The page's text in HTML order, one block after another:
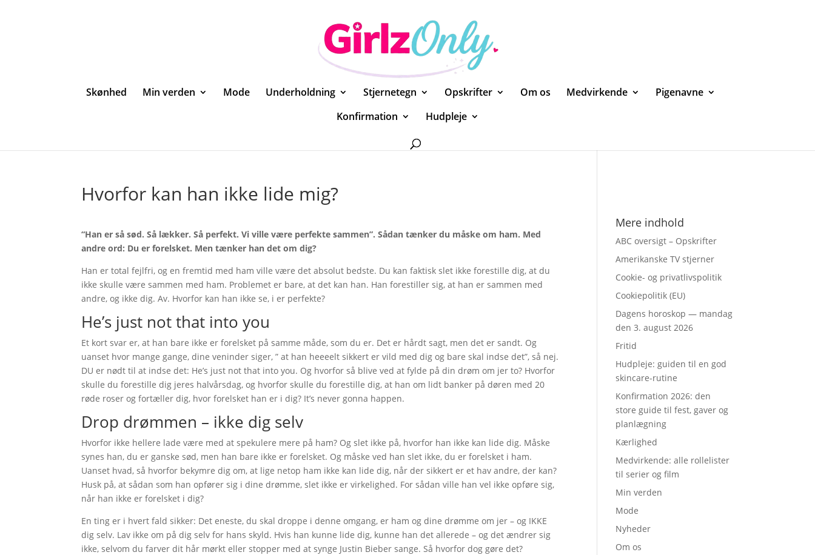
Skønhed Min verden Mode Underholdning Stjernetegn Opskrifter Om os Medvirkende
Pigenavne
Konfirmation
Hudpleje
Hvorfor kan han ikke lide mig?
“Han er så sød. Så lækker. Så perfekt. Vi ville være perfekte sammen”. Sådan tænker du måske om ham. Med
andre ord: Du er forelsket. Men tænker han det om dig?
Han er total fejlfri, og en fremtid med ham ville være det absolut bedste. Du kan faktisk slet ikke forestille dig, at du
ikke skulle være sammen med ham. Problemet er bare, at det kan han. Han forestiller sig, at han er sammen med
andre, og ikke dig. Av. Hvorfor kan han ikke se, i er perfekte?
He’s just not that into you
Et kort svar er, at han bare ikke er forelsket på samme måde, som du er. Det er hårdt sagt, men det er sandt. Og
uanset hvor mange gange, dine veninder siger, ” at han heeeelt sikkert er vild med dig og bare skal indse det”, så nej.
DU er nødt til at indse det: He’s just not that into you. Og hvorfor så blive ved at fylde på din drøm om jer to? Hvorfor
skulle du forestille dig jeres halvårsdag, og hvorfor skulle du forestille dig, at han om lidt banker på døren med 20
røde roser og fortæller dig, hvor forelsket han er i dig? It’s never gonna happen.
Drop drømmen – ikke dig selv
Hvorfor ikke hellere lade være med at spekulere mere på ham? Og slet ikke på, hvorfor han ikke kan lide dig. Måske
synes han, du er ganske sød, men han bare ikke er forelsket. Og måske ved han slet ikke, du er forelsket i ham.
Uanset hvad, så hvorfor bekymre dig om, at lige netop ham ikke kan lide dig, når der sikkert er et hav andre, der kan?
Husk på, at sådan som han opfører sig i dine drømme, slet ikke er virkelighed. For sådan ville han vel ikke opføre sig,
når han ikke er forelsket i dig?
En ting er i hvert fald sikker: Det eneste, du skal droppe i denne omgang, er ham og dine drømme om jer – og IKKE
dig selv. Lav ikke om på dig selv for hans skyld. Hvis han kunne lide dig, kunne han det allerede – og det ændrer sig
ikke, selvom du farver dit hår mørkt eller stopper med at synge Justin Bieber sange. Så hvorfor dog gøre det?
Mere indhold
ABC oversigt – Opskrifter
Amerikanske TV stjerner
Cookie- og privatlivspolitik
Cookiepolitik (EU)
Dagens horoskop — mandag
den 3. august 2026
Fritid
Hudpleje: guiden til en god
skincare-rutine
Konfirmation 2026: den
store guide til fest, gaver og
planlægning
Kærlighed
Medvirkende: alle rollelister
til serier og film
Min verden
Mode
Nyheder
Om os